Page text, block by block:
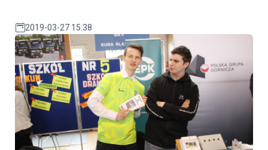
2019-03-27 15:38